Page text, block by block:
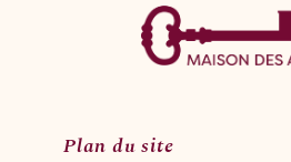
Plan du site